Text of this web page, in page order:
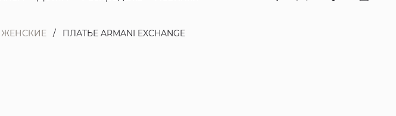
ЖЕНСКИЕ ПЛАТЬЕ ARMANI EXCHANGE